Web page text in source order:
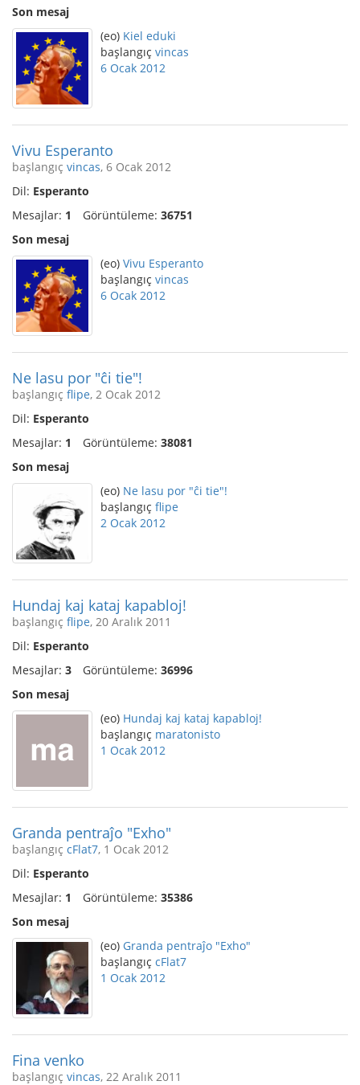
Son mesaj
(eo) Kiel eduki
başlangıç vincas
6 Ocak 2012
Vivu Esperanto
başlangıç vincas, 6 Ocak 2012
Dil: Esperanto
Mesajlar: 1 Görüntüleme: 36751
Son mesaj
(eo) Vivu Esperanto
başlangıç vincas
6 Ocak 2012
Ne lasu por "ĉi tie"!
başlangıç flipe, 2 Ocak 2012
Dil: Esperanto
Mesajlar: 1 Görüntüleme: 38081
Son mesaj
(eo) Ne lasu por "ĉi tie"!
başlangıç flipe
2 Ocak 2012
Hundaj kaj kataj kapabloj!
başlangıç flipe, 20 Aralık 2011
Dil: Esperanto
Mesajlar: 3 Görüntüleme: 36996
Son mesaj
(eo) Hundaj kaj kataj kapabloj!
başlangıç maratonisto
1 Ocak 2012
Granda pentraĵo "Exho"
başlangıç cFlat7, 1 Ocak 2012
Dil: Esperanto
Mesajlar: 1 Görüntüleme: 35386
Son mesaj
(eo) Granda pentraĵo "Exho"
başlangıç cFlat7
1 Ocak 2012
Fina venko
başlangıç vincas, 22 Aralık 2011